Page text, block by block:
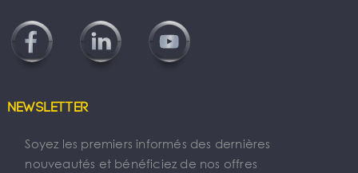
Newsletter
Soyez les premiers informés des dernières
nouveautés et bénéficiez de nos offres